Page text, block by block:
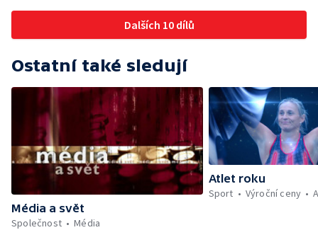
Dalších 10 dílů
Ostatní také sledují
Média a svět
Společnost
Média
Atlet roku
Sport
Výroční ceny